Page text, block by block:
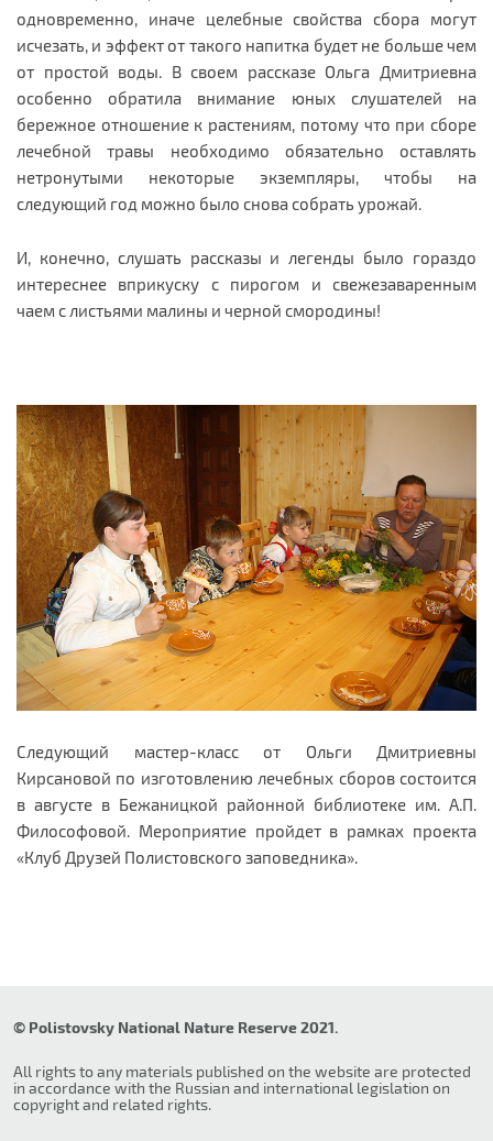
одновременно, иначе целебные свойства сбора могут
исчезать, и эффект от такого напитка будет не больше чем
от простой воды. В своем рассказе Ольга Дмитриевна
особенно обратила внимание юных слушателей на
бережное отношение к растениям, потому что при сборе
лечебной травы необходимо обязательно оставлять
нетронутыми некоторые экземпляры, чтобы на
следующий год можно было снова собрать урожай.
И, конечно, слушать рассказы и легенды было гораздо
интереснее вприкуску с пирогом и свежезаваренным
чаем с листьями малины и черной смородины!
Следующий мастер-класс от Ольги Дмитриевны
Кирсановой по изготовлению лечебных сборов состоится
в августе в Бежаницкой районной библиотеке им. А.П.
Философовой. Мероприятие пройдет в рамках проекта
«Клуб Друзей Полистовского заповедника».
© Polistovsky National Nature Reserve 2021.
All rights to any materials published on the website are protected
in accordance with the Russian and international legislation on
copyright and related rights.